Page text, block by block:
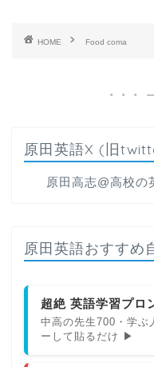
HOME Food coma
原田英語X (旧
原田高志@高校
原田英語おすすめ
超絶 英語学習プロ
中高の先生700・学ぶ
ーして貼るだけ ▶